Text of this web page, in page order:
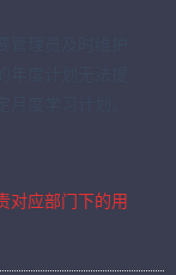
对应部门下的用